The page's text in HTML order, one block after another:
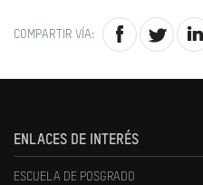
COMPARTIR VÍA:
ENLACES DE INTERÉS
ESCUELA DE POSGRADO